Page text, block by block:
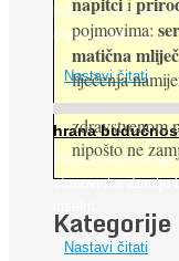
kukcima jer vlada
(Apis mellifera). ...
Nastavi čitati
hrana
Prema
stanovnika Zemlje
Nastavi čitati
pojmovima:
matična mliječ
liječenja
zdravstvenom
nipošto ne
Kategorije